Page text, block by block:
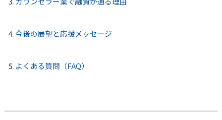
今後の展望と応援メッセージ
よくある質問（FAQ）